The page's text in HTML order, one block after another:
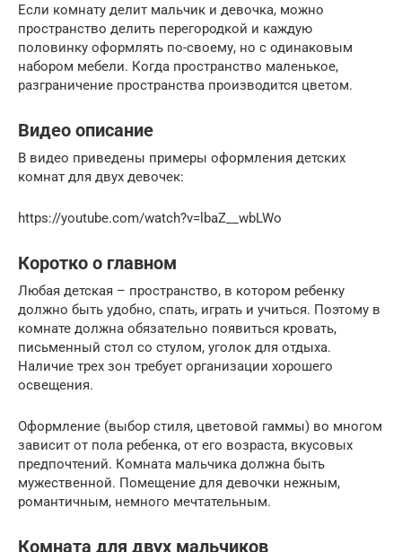
Если комнату делит мальчик и девочка, можно
пространство делить перегородкой и каждую
половинку оформлять по-своему, но с одинаковым
набором мебели. Когда пространство маленькое,
разграничение пространства производится цветом.
Видео описание
В видео приведены примеры оформления детских
комнат для двух девочек:
https://youtube.com/watch?v=lbaZ__wbLWo
Коротко о главном
Любая детская – пространство, в котором ребенку
должно быть удобно, спать, играть и учиться. Поэтому в
комнате должна обязательно появиться кровать,
письменный стол со стулом, уголок для отдыха.
Наличие трех зон требует организации хорошего
освещения.
Оформление (выбор стиля, цветовой гаммы) во многом
зависит от пола ребенка, от его возраста, вкусовых
предпочтений. Комната мальчика должна быть
мужественной. Помещение для девочки нежным,
романтичным, немного мечтательным.
Комната для двух мальчиков